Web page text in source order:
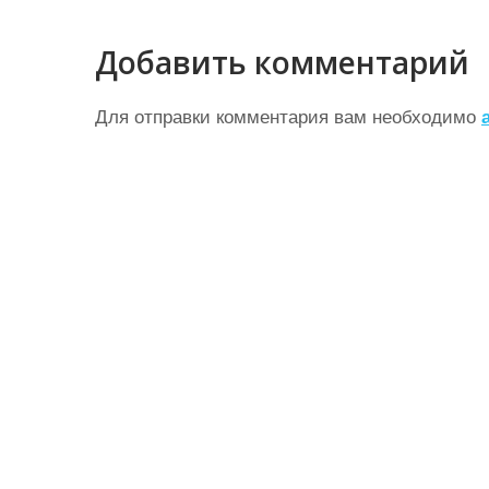
в
и
г
Добавить комментарий
Для отправки комментария вам необходимо